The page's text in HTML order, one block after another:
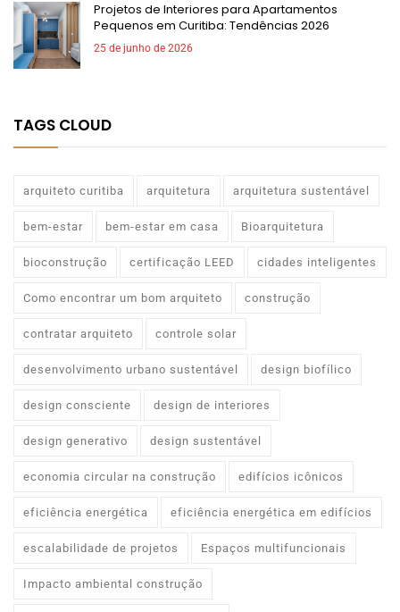
Projetos de Interiores para Apartamentos
Pequenos em Curitiba: Tendências 2026
25 de junho de 2026
TAGS CLOUD
arquiteto curitiba arquitetura arquitetura sustentável
bem-estar bem-estar em casa Bioarquitetura
bioconstrução certificação LEED cidades inteligentes
Como encontrar um bom arquiteto construção
contratar arquiteto controle solar
desenvolvimento urbano sustentável design biofílico
design consciente design de interiores
design generativo design sustentável
economia circular na construção edifícios icônicos
eficiência energética eficiência energética em edifícios
escalabilidade de projetos Espaços multifuncionais
Impacto ambiental construção